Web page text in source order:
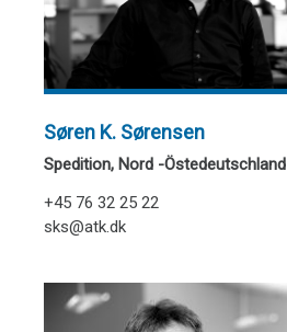
Søren K. Sørensen
Spedition, Nord -Östedeutschland
+45 76 32 25 22
sks@atk.dk